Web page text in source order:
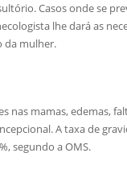
Casos onde se
lhe dará as
da mulher.
mamas, edemas,
A taxa de
segundo a OMS.